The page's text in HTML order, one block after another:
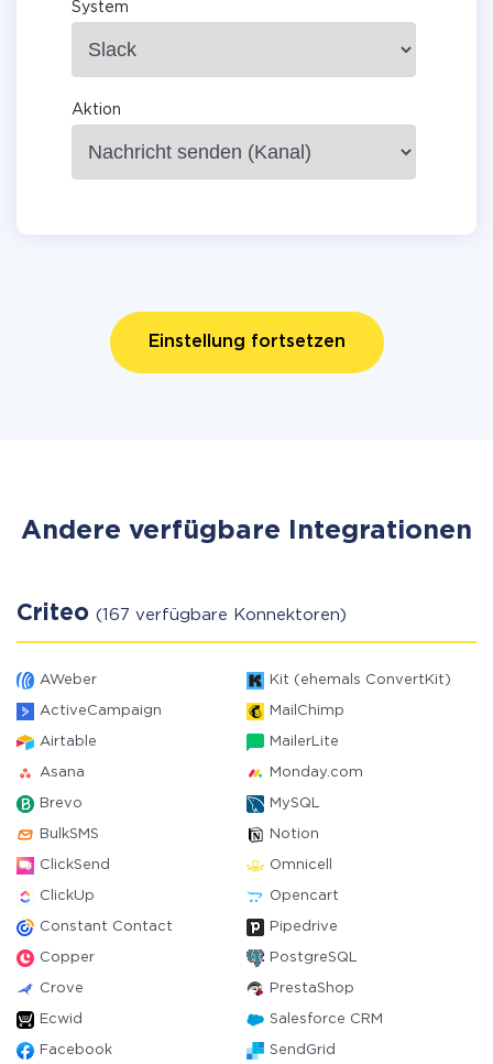
System
Aktion
Einstellung fortsetzen
Andere verfügbare Integrationen
Criteo (167 verfügbare Konnektoren)
AWeber Kit (ehemals ConvertKit)
ActiveCampaign MailChimp
Airtable MailerLite
Asana Monday.com
Brevo MySQL
BulkSMS Notion
ClickSend Omnicell
ClickUp Opencart
Constant Contact Pipedrive
Copper PostgreSQL
Crove PrestaShop
Ecwid Salesforce CRM
Facebook SendGrid